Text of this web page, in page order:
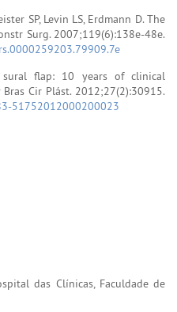
SP, Levin LS, Erdmann D. The
Surg. 2007;119(6):138e-48e.
sural flap: 10 years of clinical
Cir Plást. 2012;27(2):30915.
51752012000200023
das Clínicas, Faculdade de